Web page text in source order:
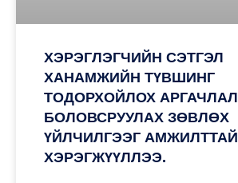
ХЭРЭГЛЭГЧИЙН СЭТГЭЛ
ХАНАМЖИЙН ТҮВШИНГ
ТОДОРХОЙЛОХ АРГАЧЛАЛ
БОЛОВСРУУЛАХ ЗӨВЛӨХ
ҮЙЛЧИЛГЭЭГ АМЖИЛТТАЙ
ХЭРЭГЖҮҮЛЛЭЭ.